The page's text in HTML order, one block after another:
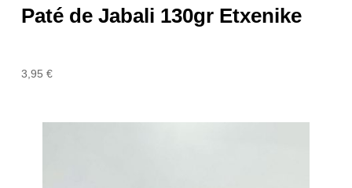
Paté de Jabali 130gr Etxenike
3,95€